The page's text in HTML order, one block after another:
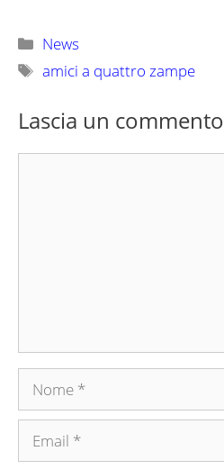
Categorie
News
Tag
amici a quattro zampe
Lascia un commento
Nome
Email